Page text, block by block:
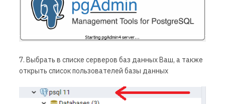
7. Выбрать в списке серверов баз данных Ваш, а также
открыть список пользователей базы данных